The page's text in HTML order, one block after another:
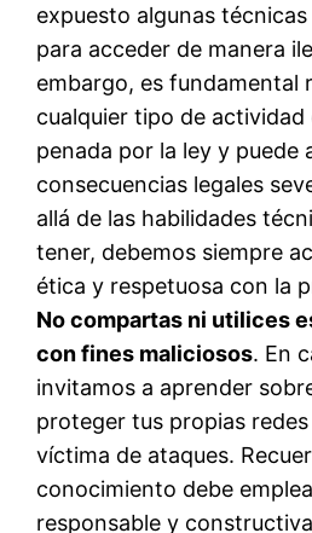
expuesto algunas
para acceder de manera
embargo, es fundamental
cualquier tipo de
penada por la ley y puede
consecuencias legales
allá de las habilidades
tener, debemos siempre
ética y respetuosa con la
No compartas ni utilices
con fines maliciosos. En
invitamos a aprender
proteger tus propias
víctima de ataques.
conocimiento debe
responsable y